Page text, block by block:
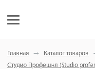
Главная Каталог товаров
Студио Профешнл (Studio